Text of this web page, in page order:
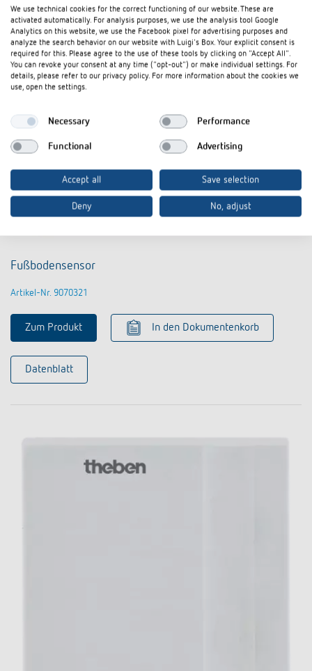
Fußbodensensor
Artikel-Nr. 9070321
Zum Produkt In den Dokumentenkorb
Datenblatt
We use technical cookies for the correct functioning of our website. These are
activated automatically. For analysis purposes, we use the analysis tool Google
Analytics on this website, we use the Facebook pixel for advertising purposes and
analyze the search behavior on our website with Luigi's Box. Your explicit consent is
required for this. Please agree to the use of these tools by clicking on "Accept All".
You can revoke your consent at any time ("opt-out") or make individual settings. For
details, please refer to our privacy policy. For more information about the cookies we
use, open the settings.
Necessary Performance
Functional Advertising
Accept all Save selection
Deny No, adjust